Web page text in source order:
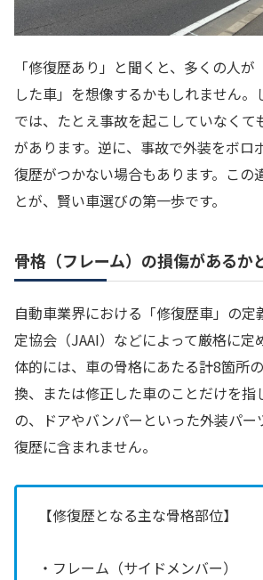
「修復歴あり」と聞くと、多くの人
した車」を想像するかもしれません。
では、たとえ事故を起こしていなくて
があります。逆に、事故で外装をボロ
復歴がつかない場合もあります。この
とが、賢い車選びの第一歩です。
骨格（フレーム）の損傷があるか
自動車業界における「修復歴車」の
定協会（JAAI）などによって厳格に定
体的には、車の骨格にあたる計8箇所
換、または修正した車のことだけを指
の、ドアやバンパーといった外装パー
復歴に含まれません。
【修復歴となる主な骨格部位】
・フレーム（サイドメンバー）